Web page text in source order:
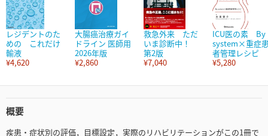
レジデントのた
めの これだけ
輸液
¥4,620
大腸癌治療ガイ
ドライン 医師用
2026年版
¥2,860
救急外来 ただ
いま診断中！
第2版
¥7,040
ICU医の素 By
system×重症
者管理レシピ
¥5,280
概要
疾患・症状別の評価，目標設定，実際のリハビリテーションがこの1冊で